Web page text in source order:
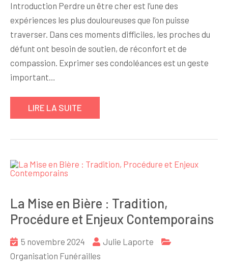
Introduction Perdre un être cher est l’une des
expériences les plus douloureuses que l’on puisse
traverser. Dans ces moments difficiles, les proches du
défunt ont besoin de soutien, de réconfort et de
compassion. Exprimer ses condoléances est un geste
important…
LIRE LA SUITE
La Mise en Bière : Tradition,
Procédure et Enjeux Contemporains
5 novembre 2024
Julie Laporte
Organisation Funérailles